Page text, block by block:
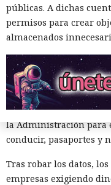
La magnitud de las
AT&T se trató de
de 100 millones de
afectó a alrededor de
Según la investigación,
y octubre de 2024. Los
bancarias, información
la Administración para
conducir, pasaportes y
Tras robar los datos,
empresas exigiendo
públicas. A dichas
permisos para crear
almacenados